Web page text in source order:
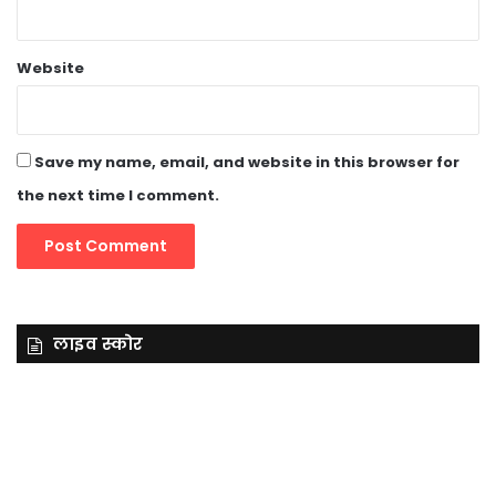
Website
Save my name, email, and website in this browser for
the next time I comment.
लाइव स्कोर